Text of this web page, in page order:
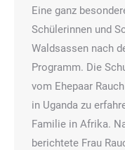
Eine ganz
Schülerinnen und
Waldsassen nach
Programm. Die
vom Ehepaar
in Uganda zu
Familie in Afrika.
berichtete Frau